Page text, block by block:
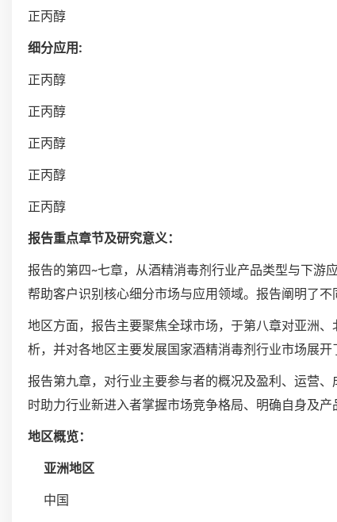
正丙醇
细分应用:
正丙醇
正丙醇
正丙醇
正丙醇
正丙醇
报告重点章节及研究意义：
报告的第四~七章，从酒精消毒剂行业产品类型与下游
帮助客户识别核心细分市场与应用领域。报告阐明了
地区方面，报告主要聚焦全球市场，于第八章对亚洲
析，并对各地区主要发展国家酒精消毒剂行业市场展
报告第九章，对行业主要参与者的概况及盈利、运营
时助力行业新进入者掌握市场竞争格局、明确自身及产
地区概览：
亚洲地区
中国